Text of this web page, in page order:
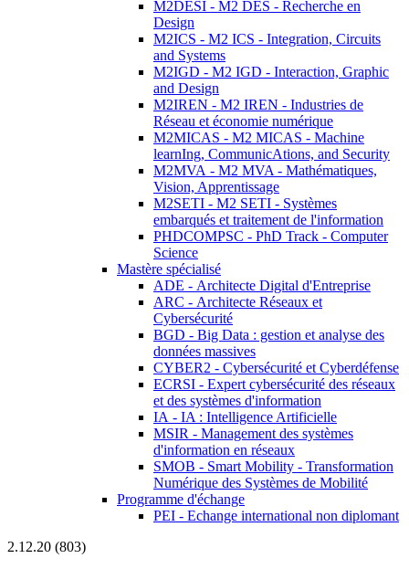
M2DESI - M2 DES - Recherche en
Design
M2ICS - M2 ICS - Integration, Circuits
and Systems
M2IGD - M2 IGD - Interaction, Graphic
and Design
M2IREN - M2 IREN - Industries de
Réseau et économie numérique
M2MICAS - M2 MICAS - Machine
learnIng, CommunicAtions, and Security
M2MVA - M2 MVA - Mathématiques,
Vision, Apprentissage
M2SETI - M2 SETI - Systèmes
embarqués et traitement de l'information
PHDCOMPSC - PhD Track - Computer
Science
Mastère spécialisé
ADE - Architecte Digital d'Entreprise
ARC - Architecte Réseaux et
Cybersécurité
BGD - Big Data : gestion et analyse des
données massives
CYBER2 - Cybersécurité et Cyberdéfense
ECRSI - Expert cybersécurité des réseaux
et des systèmes d'information
IA - IA : Intelligence Artificielle
MSIR - Management des systèmes
d'information en réseaux
SMOB - Smart Mobility - Transformation
Numérique des Systèmes de Mobilité
Programme d'échange
PEI - Echange international non diplomant
2.12.20 (803)